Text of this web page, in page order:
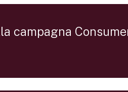
campagna